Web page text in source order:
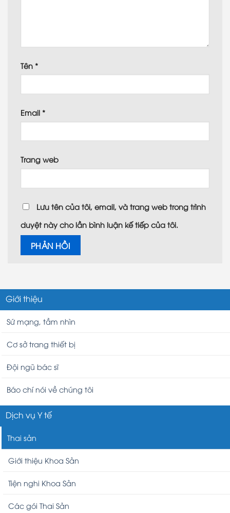
Tên *
Email *
Trang web
Lưu tên của tôi, email, và trang web trong trình
duyệt này cho lần bình luận kế tiếp của tôi.
Giới thiệu
Sứ mạng, tầm nhìn
Cơ sở trang thiết bị
Đội ngũ bác sĩ
Báo chí nói về chúng tôi
Dịch vụ Y tế
Thai sản
Giới thiệu Khoa Sản
Tiện nghi Khoa Sản
Các gói Thai Sản